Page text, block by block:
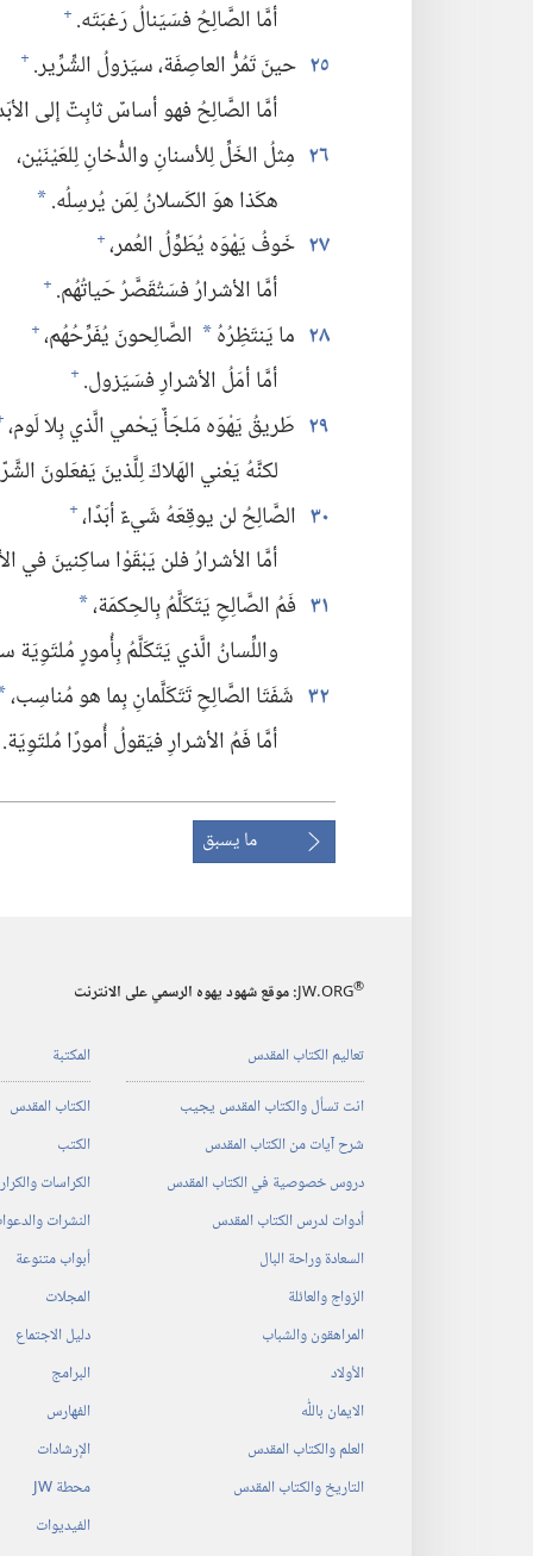
أمَّا الصَّالِحُ فسَيَنالُ رَغبَتَه.‏ +
٢٥ حينَ تَمُرُّ العاصِفَة،‏ سيَزولُ الشِّرِّير.‏ +
أمَّا الصَّالِحُ فهو أساسٌ ثابِتٌ إلى
٢٦ مِثلُ الخَلِّ لِلأسنانِ والدُّخانِ لِلعَيْنَيْن،‏
هكَذا هوَ الكَسلانُ لِمَن يُرسِلُه.‏ *
٢٧ خَوفُ يَهْوَه يُطَوِّلُ العُمر،‏+
أمَّا الأشرارُ فسَتُقَصَّرُ حَياتُهُم.‏ +
٢٨ ما يَنتَظِرُهُ * الصَّالِحونَ يُفَرِّحُهُم،‏+
أمَّا أمَلُ الأشرارِ فسَيَزول.‏ +
٢٩ طَريقُ يَهْوَه مَلجَأٌ يَحْمي الَّذي بِلا لَوم،‏
لكنَّهُ يَعْني الهَلاكَ لِلَّذينَ يَفعَلونَ
٣٠ الصَّالِحُ لن يوقِعَهُ شَيءٌ أبَدًا،‏+
أمَّا الأشرارُ فلن يَبْقَوْا ساكِنينَ في
٣١ فَمُ الصَّالِحِ يَتَكَلَّمُ بِالحِكمَة،‏*
واللِّسانُ الَّذي يَتَكَلَّمُ بِأُمورٍ مُلتَوِيَة
٣٢ شَفَتَا الصَّالِحِ تَتَكَلَّمانِ بِما هو مُناسِب،‏
أمَّا فَمُ الأشرارِ فيَقولُ أُمورًا مُلتَوِيَة.‏
ما يسبق
JW.ORG® :‏ موقع شهود يهوه الرسمي على الانترنت
تعاليم الكتاب المقدس
انت تسأل والكتاب المقدس يجيب
شرح آيات من الكتاب المقدس
دروس خصوصية في الكتاب المقدس
أدوات لدرس الكتاب المقدس
السعادة وراحة البال
الزواج والعائلة
المراهقون والشباب
الأولاد
الايمان باللّٰه
العلم والكتاب المقدس
التاريخ والكتاب المقدس
المكتبة
الكتاب المقدس
الكتب
الكراسات
النشرات
أبواب متنوعة
المجلات
دليل الاجتماع
البرامج
الفهارس
الإرشادات
محطة‏ ‏JW
الفيديوات